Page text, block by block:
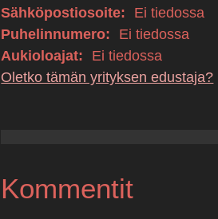
Sähköpostiosoite:
Ei tiedossa
Puhelinnumero:
Ei tiedossa
Aukioloajat:
Ei tiedossa
Oletko tämän yrityksen edustaja?
Kommentit